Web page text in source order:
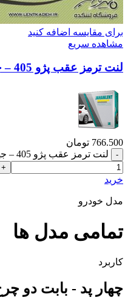
برای مقایسه اضافه کنید
مشاهده سریع
لنت ترمز عقب پژو 405 – جهان لنت
766.500 تومان
لنت ترمز عقب پژو 405 – جهان لنت عدد
خرید
مدل خودرو
تمامی مدل ها
کاربرد
چهار پد - بابت دو